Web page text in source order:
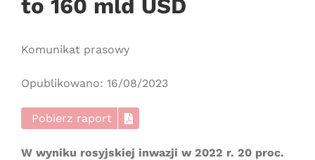
to 160 mld USD
Komunikat prasowy
Opublikowano: 16/08/2023
Pobierz raport
W wyniku rosyjskiej inwazji w 2022 r. 20 proc.